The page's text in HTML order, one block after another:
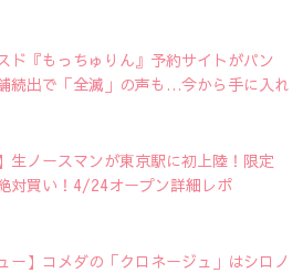
ド『もっちゅりん』予約サイトがパン
続出で「全滅」の声も…今から手に入れ
生ノースマンが東京駅に初上陸！限定
対買い！4/24オープン詳細レポ
ー】コメダの「クロネージュ」はシロノ